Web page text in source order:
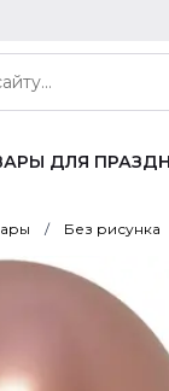
ДЛЯ
Без рисунка